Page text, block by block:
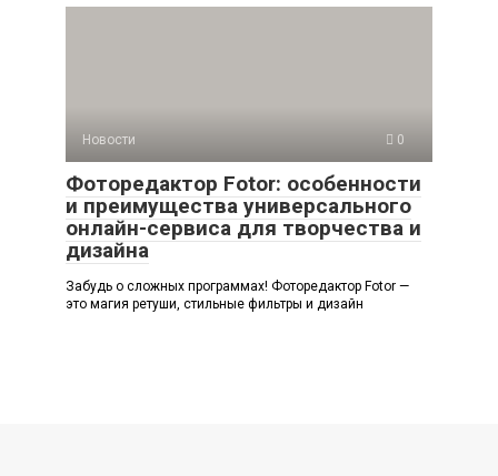
Новости 0
Фоторедактор Fotor: особенности
и преимущества универсального
онлайн-сервиса для творчества и
дизайна
Забудь о сложных программах! Фоторедактор Fotor —
это магия ретуши, стильные фильтры и дизайн